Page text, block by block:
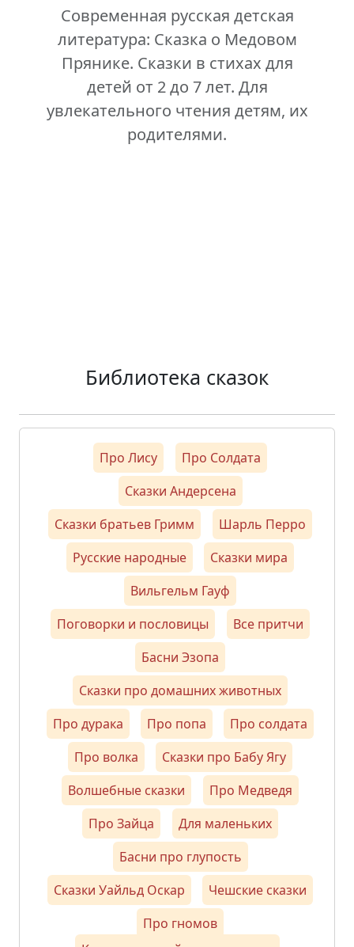
Современная русская детская
литература: Сказка о Медовом
Прянике. Сказки в стихах для
детей от 2 до 7 лет. Для
увлекательного чтения детям, их
родителями.
Библиотека сказок
Про Лису
Про Солдата
Сказки Андерсена
Сказки братьев Гримм
Шарль Перро
Русские народные
Сказки мира
Вильгельм Гауф
Поговорки и пословицы
Все притчи
Басни Эзопа
Сказки про домашних животных
Про дурака
Про попа
Про солдата
Про волка
Сказки про Бабу Ягу
Волшебные сказки
Про Медведя
Про Зайца
Для маленьких
Басни про глупость
Сказки Уайльд Оскар
Чешские сказки
Про гномов